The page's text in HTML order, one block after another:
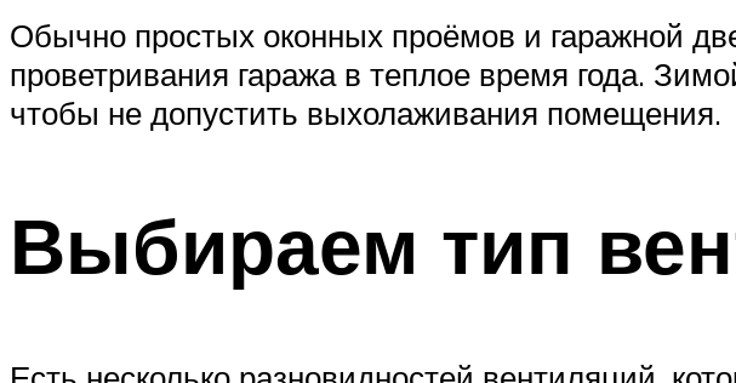
Обычно простых оконных проёмов и гаражной
проветривания гаража в теплое время года.
чтобы не допустить выхолаживания помещения.
Выбираем тип